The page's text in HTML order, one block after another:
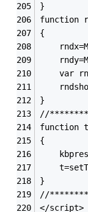
}
function
{
var
}
//
function
{
}
//
</script>